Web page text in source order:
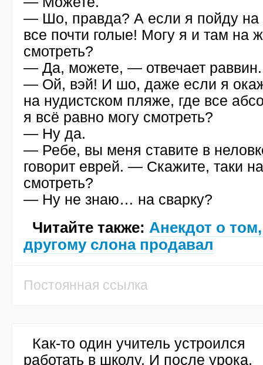
— Шо, правда? А если я пойду на
все почти голые! Могу я и там на
смотреть?
— Да, можете, — отвечает раввин.
— Ой, вэй! И шо, даже если я
на нудистском пляже, где все
я всё равно могу смотреть?
— Ну да.
— Ребе, вы меня ставите в
говорит еврей. — Скажите, таки
смотреть?
— Ну не знаю… на сварку?
Читайте также: Анекдот о
другому слона продавал
Постоянная ссылка
Как-то один учитель устроился
работать в школу. И после урока,